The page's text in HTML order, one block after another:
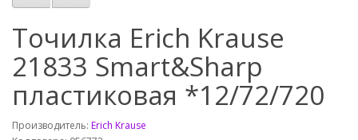
Точилка Erich Krause
21833 Smart&Sharp
пластиковая *12/72/720
Производитель: Erich Krause